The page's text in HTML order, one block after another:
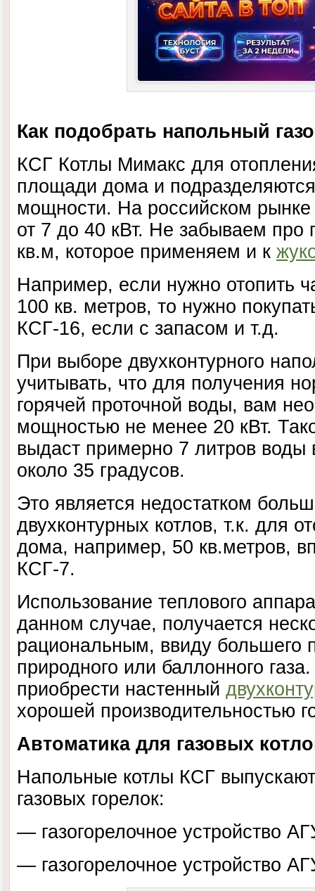
Как подобрать напольный
КСГ Котлы Мимакс для
площади дома и
мощности. На российском
от 7 до 40 кВт. Не забываем про
кв.м, которое применяем и к
Например, если нужно отопить
100 кв. метров, то нужно
КСГ-16, если с запасом и т.д.
При выборе двухконтурного
учитывать, что для получения
горячей проточной воды, вам
мощностью не менее 20 кВт.
выдаст примерно 7 литров воды
около 35 градусов.
Это является недостатком
двухконтурных котлов, т.к. для
дома, например, 50 кв.метров,
КСГ-7.
Использование теплового
данном случае, получается
рациональным, ввиду большего
природного или баллонного
приобрести настенный
хорошей производительностью
Автоматика для газовых
Напольные котлы КСГ
газовых горелок:
— газогорелочное устройство
— газогорелочное устройство